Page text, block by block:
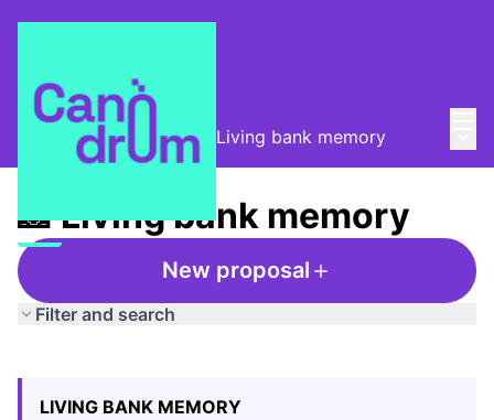
Taula de Memòries / 📸 Living bank memory
📸 Living bank memory
New proposal
Filter and search
−
LIVING BANK MEMORY